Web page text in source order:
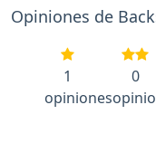
Opiniones de
1
opiniones
0